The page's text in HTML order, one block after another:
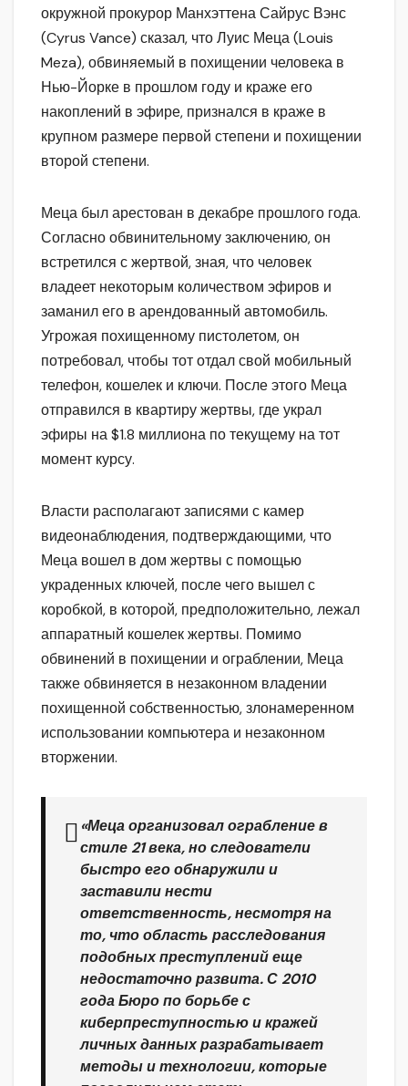
окружной прокурор Манхэттена Сайрус Вэнс
(Cyrus Vance) сказал, что Луис Меца (Louis
Meza), обвиняемый в похищении человека в
Нью-Йорке в прошлом году и краже его
накоплений в эфире, признался в краже в
крупном размере первой степени и похищении
второй степени.
Меца был арестован в декабре прошлого года.
Согласно обвинительному заключению, он
встретился с жертвой, зная, что человек
владеет некоторым количеством эфиров и
заманил его в арендованный автомобиль.
Угрожая похищенному пистолетом, он
потребовал, чтобы тот отдал свой мобильный
телефон, кошелек и ключи. После этого Меца
отправился в квартиру жертвы, где украл
эфиры на $1.8 миллиона по текущему на тот
момент курсу.
Власти располагают записями с камер
видеонаблюдения, подтверждающими, что
Меца вошел в дом жертвы с помощью
украденных ключей, после чего вышел с
коробкой, в которой, предположительно, лежал
аппаратный кошелек жертвы. Помимо
обвинений в похищении и ограблении, Меца
также обвиняется в незаконном владении
похищенной собственностью, злонамеренном
использовании компьютера и незаконном
вторжении.
«Меца организовал ограбление в
стиле 21 века, но следователи
быстро его обнаружили и
заставили нести
ответственность, несмотря на
то, что область расследования
подобных преступлений еще
недостаточно развита. С 2010
года Бюро по борьбе с
киберпреступностью и кражей
личных данных разрабатывает
методы и технологии, которые